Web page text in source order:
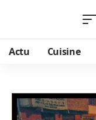
Actu Cuisine